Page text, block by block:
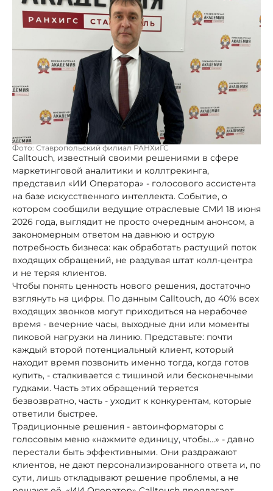
Фото: Ставропольский филиал РАНХиГС
Calltouch, известный своими решениями в сфере
маркетинговой аналитики и коллтрекинга,
представил «ИИ Оператора» - голосового ассистента
на базе искусственного интеллекта. Событие, о
котором сообщили ведущие отраслевые СМИ 18 июня
2026 года, выглядит не просто очередным анонсом, а
закономерным ответом на давнюю и острую
потребность бизнеса: как обработать растущий поток
входящих обращений, не раздувая штат колл-центра
и не теряя клиентов.
Чтобы понять ценность нового решения, достаточно
взглянуть на цифры. По данным Calltouch, до 40% всех
входящих звонков могут приходиться на нерабочее
время - вечерние часы, выходные дни или моменты
пиковой нагрузки на линию. Представьте: почти
каждый второй потенциальный клиент, который
находит время позвонить именно тогда, когда готов
купить, - сталкивается с тишиной или бесконечными
гудками. Часть этих обращений теряется
безвозвратно, часть - уходит к конкурентам, которые
ответили быстрее.
Традиционные решения - автоинформаторы с
голосовым меню «нажмите единицу, чтобы...» - давно
перестали быть эффективными. Они раздражают
клиентов, не дают персонализированного ответа и, по
сути, лишь откладывают решение проблемы, а не